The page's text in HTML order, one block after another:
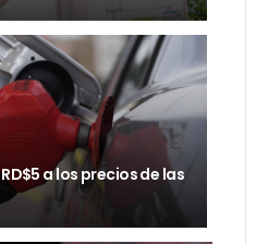
a los precios de las